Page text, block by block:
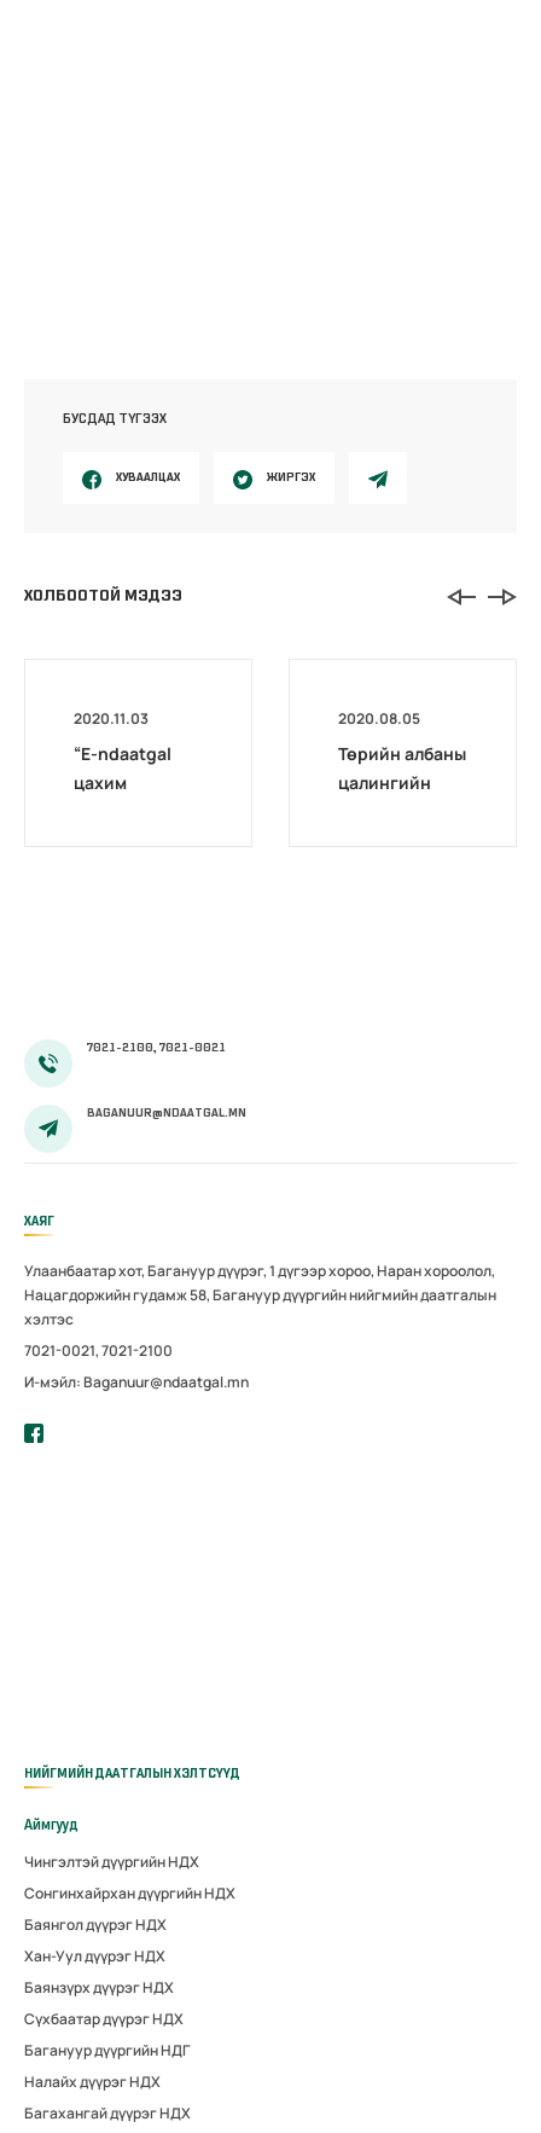
БУСДАД ТҮГЭЭХ
ХУВААЛЦАХ ЖИРГЭХ
ХОЛБООТОЙ МЭДЭЭ
2020.11.03
“E-ndaatgal
цахим
2020.08.05
Төрийн албаны
цалингийн
7021-2100, 7021-0021
BAGANUUR@NDAATGAL.MN
ХАЯГ
Улаанбаатар хот, Багануур дүүрэг, 1 дүгээр хороо, Наран хороолол,
Нацагдоржийн гудамж 58, Багануур дүүргийн нийгмийн даатгалын
хэлтэс
7021-0021, 7021-2100
И-мэйл: Baganuur@ndaatgal.mn
НИЙГМИЙН ДААТГАЛЫН ХЭЛТСҮҮД
Аймгууд
Чингэлтэй дүүргийн НДХ
Сонгинхайрхан дүүргийн НДХ
Баянгол дүүрэг НДХ
Хан-Уул дүүрэг НДХ
Баянзүрх дүүрэг НДХ
Сүхбаатар дүүрэг НДХ
Багануур дүүргийн НДГ
Налайх дүүрэг НДХ
Багахангай дүүрэг НДХ